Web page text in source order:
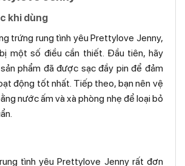
khi dùng
trứng rung tình yêu Prettylove Jenny,
một số điều cần thiết. Đầu tiên, hãy
phẩm đã được sạc đầy pin để đảm
động tốt nhất. Tiếp theo, bạn nên vệ
nước ấm và xà phòng nhẹ để loại bỏ
tình yêu Prettylove Jenny rất đơn